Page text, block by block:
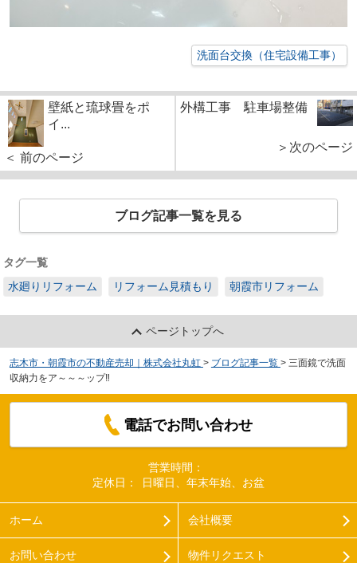
洗面台交換（住宅設備工事）
壁紙と琉球畳をポ
イ...
＜ 前のページ
外構工事 駐車場整備
＞次のページ
ブログ記事一覧を見る
タグ一覧
水廻りリフォーム
リフォーム見積もり 朝霞市リフォーム
ページトップへ
志木市・朝霞市の不動産売却｜株式会社丸虹 > ブログ記事一覧 > 三面鏡で洗面
収納力をア～～～ップ‼
電話でお問い合わせ
営業時間：
定休日：
日曜日、年末年始、お盆
ホーム 会社概要
お問い合わせ 物件リクエスト